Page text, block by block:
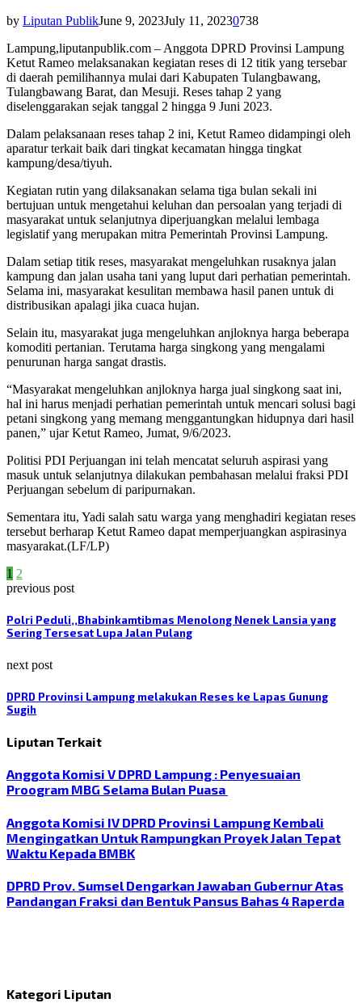
by Liputan PublikJune 9, 2023July 11, 20230738
Lampung,liputanpublik.com – Anggota DPRD Provinsi Lampung
Ketut Rameo melaksanakan kegiatan reses di 12 titik yang tersebar
di daerah pemilihannya mulai dari Kabupaten Tulangbawang,
Tulangbawang Barat, dan Mesuji. Reses tahap 2 yang
diselenggarakan sejak tanggal 2 hingga 9 Juni 2023.
Dalam pelaksanaan reses tahap 2 ini, Ketut Rameo didampingi oleh
aparatur terkait baik dari tingkat kecamatan hingga tingkat
kampung/desa/tiyuh.
Kegiatan rutin yang dilaksanakan selama tiga bulan sekali ini
bertujuan untuk mengetahui keluhan dan persoalan yang terjadi di
masyarakat untuk selanjutnya diperjuangkan melalui lembaga
legislatif yang merupakan mitra Pemerintah Provinsi Lampung.
Dalam setiap titik reses, masyarakat mengeluhkan rusaknya jalan
kampung dan jalan usaha tani yang luput dari perhatian pemerintah.
Selama ini, masyarakat kesulitan membawa hasil panen untuk di
distribusikan apalagi jika cuaca hujan.
Selain itu, masyarakat juga mengeluhkan anjloknya harga beberapa
komoditi pertanian. Terutama harga singkong yang mengalami
penurunan harga sangat drastis.
“Masyarakat mengeluhkan anjloknya harga jual singkong saat ini,
hal ini harus menjadi perhatian pemerintah untuk mencari solusi bagi
petani singkong yang memang menggantungkan hidupnya dari hasil
panen,” ujar Ketut Rameo, Jumat, 9/6/2023.
Politisi PDI Perjuangan ini telah mencatat seluruh aspirasi yang
masuk untuk selanjutnya dilakukan pembahasan melalui fraksi PDI
Perjuangan sebelum di paripurnakan.
Sementara itu, Yadi salah satu warga yang menghadiri kegiatan reses
tersebut berharap Ketut Rameo dapat memperjuangkan aspirasinya
masyarakat.(LF/LP)
1 2
previous post
Polri Peduli,,Bhabinkamtibmas Menolong Nenek Lansia yang
Sering Tersesat Lupa Jalan Pulang
next post
DPRD Provinsi Lampung melakukan Reses ke Lapas Gunung
Sugih
Liputan Terkait
Anggota Komisi V DPRD Lampung : Penyesuaian
Proogram MBG Selama Bulan Puasa
Anggota Komisi IV DPRD Provinsi Lampung Kembali
Mengingatkan Untuk Rampungkan Proyek Jalan Tepat
Waktu Kepada BMBK
DPRD Prov. Sumsel Dengarkan Jawaban Gubernur Atas
Pandangan Fraksi dan Bentuk Pansus Bahas 4 Raperda
Kategori Liputan